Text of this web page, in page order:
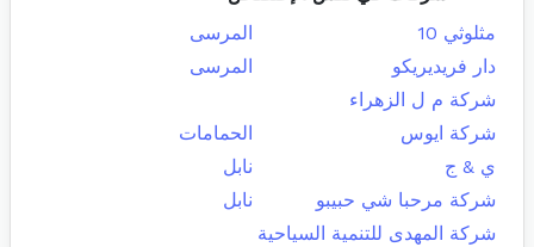
مثلوثي 10
المرسى
دار فريديريكو
المرسى
شركة م ل الزهراء
شركة ايوس
الحمامات
ي & ج
نابل
شركة مرحبا شي حبيبو
نابل
شركة المهدى للتنمية السياحية